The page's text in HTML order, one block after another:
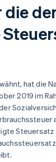
die
hat die
2019 im